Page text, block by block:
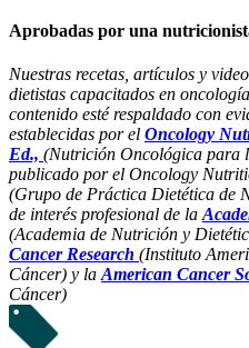
Aprobadas por una
Nuestras recetas, artículos y
dietistas capacitados en
contenido esté respaldado con
establecidas por el Oncology
Ed., (Nutrición Oncológica para
publicado por el Oncology
(Grupo de Práctica Dietética de
de interés profesional de la
(Academia de Nutrición y
Cancer Research (Instituto
Cáncer) y la American Cancer
Cáncer)